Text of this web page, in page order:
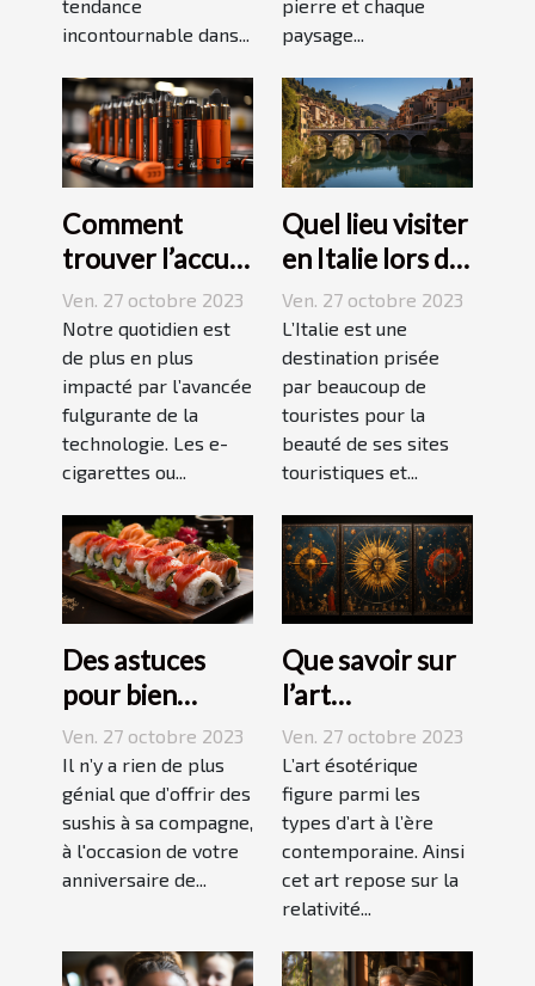
tendance
incontournable dans...
pierre et chaque
paysage...
Comment
trouver l’accu
idéal pour sa e-
cigarette ?
Ven. 27 octobre 2023
Notre quotidien est
de plus en plus
impacté par l’avancée
fulgurante de la
technologie. Les e-
cigarettes ou...
Quel lieu visiter
en Italie lors de
vos vacances ?
Ven. 27 octobre 2023
L’Italie est une
destination prisée
par beaucoup de
touristes pour la
beauté de ses sites
touristiques et...
Des astuces
pour bien
réussir ses
sushis !
Ven. 27 octobre 2023
Il n’y a rien de plus
génial que d’offrir des
sushis à sa compagne,
à l'occasion de votre
anniversaire de...
Que savoir sur
l’art
ésotérique ?
Ven. 27 octobre 2023
L’art ésotérique
figure parmi les
types d’art à l’ère
contemporaine. Ainsi
cet art repose sur la
relativité...